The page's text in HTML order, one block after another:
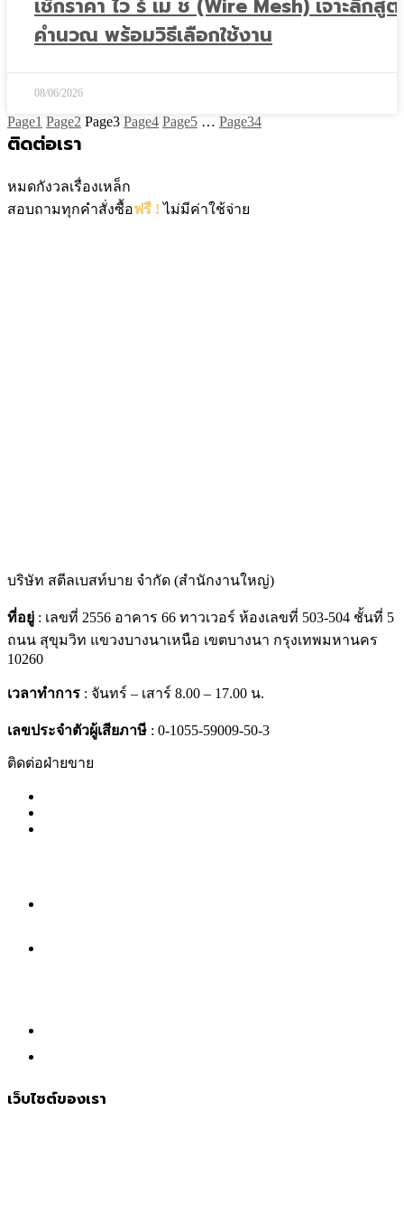
เช็กราคา ไว ร์ เม ช (Wire Mesh) เจาะลึกสูต
คำนวณ พร้อมวิธีเลือกใช้งาน
08/06/2026
Page1 Page2 Page3 Page4 Page5 … Page34
ติดต่อเรา
หมดกังวลเรื่องเหล็ก
สอบถามทุกคำสั่งซื้อฟรี ! ไม่มีค่าใช้จ่าย
บริษัท สตีลเบสท์บาย จำกัด (สำนักงานใหญ่)
ที่อยู่ : เลขที่ 2556 อาคาร 66 ทาวเวอร์ ห้องเลขที่ 503-504 ชั้นที่ 5
ถนน สุขุมวิท แขวงบางนาเหนือ เขตบางนา กรุงเทพมหานคร
10260
เวลาทำการ : จันทร์ – เสาร์ 8.00 – 17.00 น.
เลขประจำตัวผู้เสียภาษี : 0-1055-59009-50-3
ติดต่อฝ่ายขาย
เว็บไซต์ของเรา